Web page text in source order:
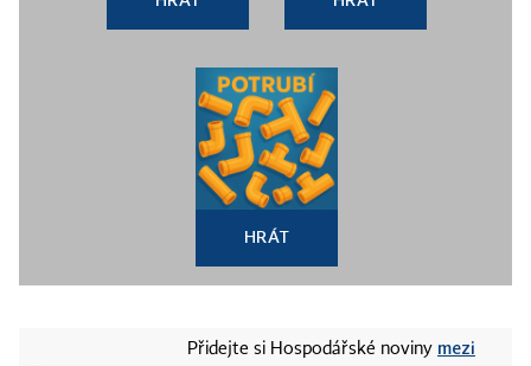
HRÁT
Přidejte si Hospodářské noviny mezi